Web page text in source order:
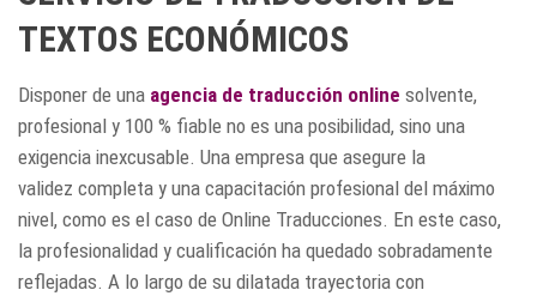
TEXTOS ECONÓMICOS
Disponer de una agencia de traducción online solvente,
profesional y 100 % fiable no es una posibilidad, sino una
exigencia inexcusable. Una empresa que asegure la
validez completa y una capacitación profesional del máximo
nivel, como es el caso de Online Traducciones. En este caso,
la profesionalidad y cualificación ha quedado sobradamente
reflejadas. A lo largo de su dilatada trayectoria con